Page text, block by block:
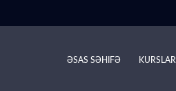
ƏSAS SƏHIFƏ KURSLAR